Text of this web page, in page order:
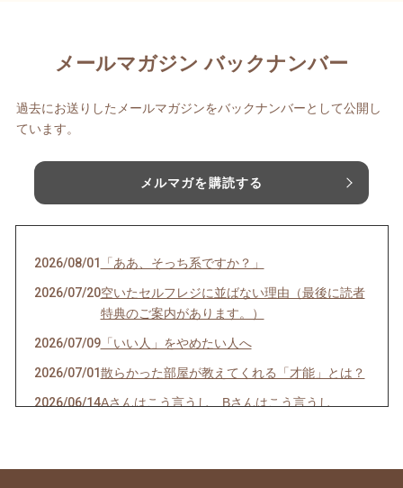
メールマガジン バックナンバー
過去にお送りしたメールマガジンをバックナンバーとして公開し
ています。
メルマガを購読する
2026/08/01 「ああ、そっち系ですか？」
2026/07/20空いたセルフレジに並ばない理由（最後に読者
特典のご案内があります。）
2026/07/09「いい人」をやめたい人へ
2026/07/01散らかった部屋が教えてくれる「才能」とは？
2026/06/14Aさんはこう言うし、Bさんはこう言うし…